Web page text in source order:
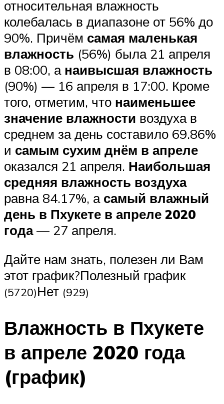
относительная влажность
колебалась в диапазоне от 56% до
90%. Причём самая маленькая
влажность (56%) была 21 апреля
в 08:00, а наивысшая влажность
(90%) — 16 апреля в 17:00. Кроме
того, отметим, что наименьшее
значение влажности воздуха в
среднем за день составило 69.86%
и самым сухим днём в апреле
оказался 21 апреля. Наибольшая
средняя влажность воздуха
равна 84.17%, а самый влажный
день в Пхукете в апреле 2020
года— 27 апреля.
Дайте нам знать, полезен ли Вам
этот график?Полезный график
(5720)Нет (929)
Влажность в Пхукете
в апреле 2020 года
(график)